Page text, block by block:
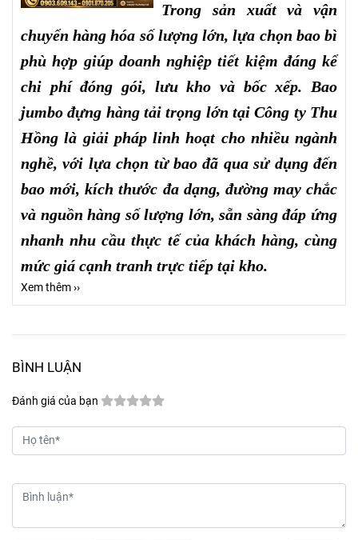
Trong sản xuất và vận
chuyển hàng hóa số lượng lớn, lựa chọn bao bì
phù hợp giúp doanh nghiệp tiết kiệm đáng kể
chi phí đóng gói, lưu kho và bốc xếp. Bao
jumbo đựng hàng tải trọng lớn tại Công ty Thu
Hồng là giải pháp linh hoạt cho nhiều ngành
nghề, với lựa chọn từ bao đã qua sử dụng đến
bao mới, kích thước đa dạng, đường may chắc
và nguồn hàng số lượng lớn, sẵn sàng đáp ứng
nhanh nhu cầu thực tế của khách hàng, cùng
mức giá cạnh tranh trực tiếp tại kho.
Xem thêm ››
BÌNH LUẬN
Đánh giá của bạn